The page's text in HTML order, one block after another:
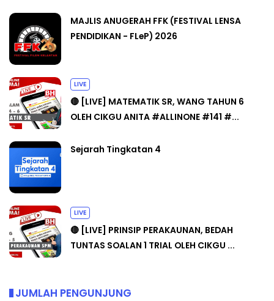
MAJLIS ANUGERAH FFK (FESTIVAL LENSA
PENDIDIKAN - FLeP) 2026
LIVE
🔴 [LIVE] MATEMATIK SR, WANG TAHUN 6
OLEH CIKGU ANITA #ALLINONE #141 #...
Sejarah Tingkatan 4
LIVE
🔴 [LIVE] PRINSIP PERAKAUNAN, BEDAH
TUNTAS SOALAN 1 TRIAL OLEH CIKGU ...
JUMLAH PENGUNJUNG